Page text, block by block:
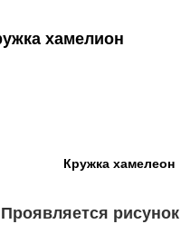
Кружка
Проявляется